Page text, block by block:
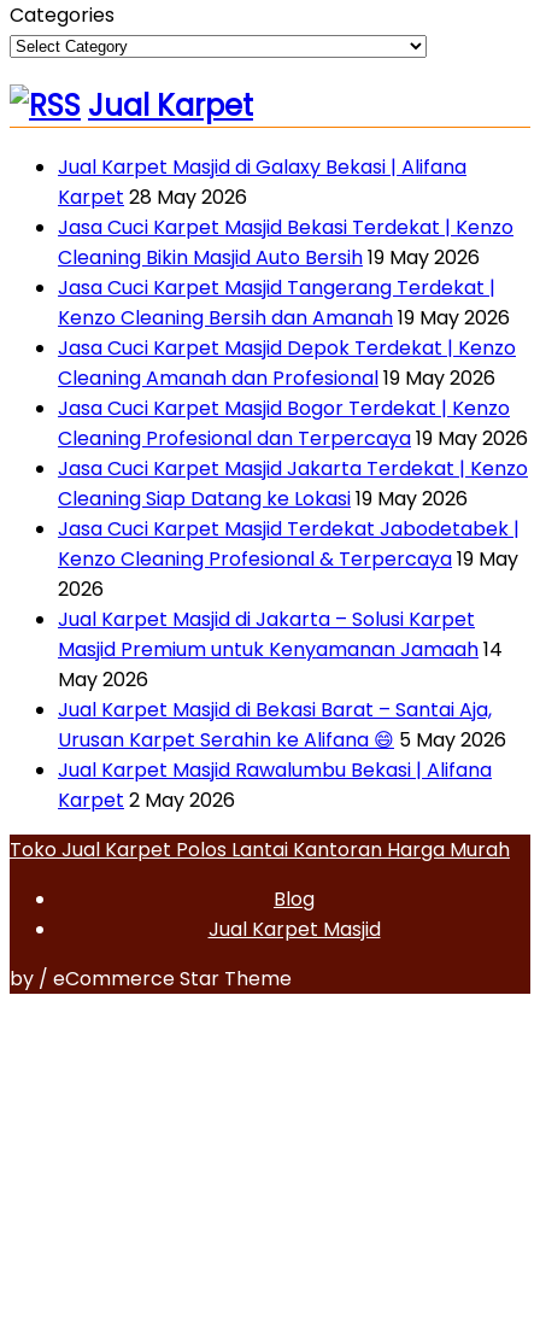
Categories
Jual Karpet
Jual Karpet Masjid di Galaxy Bekasi | Alifana
Karpet 28 May 2026
Jasa Cuci Karpet Masjid Bekasi Terdekat | Kenzo
Cleaning Bikin Masjid Auto Bersih19 May 2026
Jasa Cuci Karpet Masjid Tangerang Terdekat |
Kenzo Cleaning Bersih dan Amanah19 May 2026
Jasa Cuci Karpet Masjid Depok Terdekat | Kenzo
Cleaning Amanah dan Profesional19 May 2026
Jasa Cuci Karpet Masjid Bogor Terdekat | Kenzo
Cleaning Profesional dan Terpercaya19 May 2026
Jasa Cuci Karpet Masjid Jakarta Terdekat | Kenzo
Cleaning Siap Datang ke Lokasi19 May 2026
Jasa Cuci Karpet Masjid Terdekat Jabodetabek |
Kenzo Cleaning Profesional & Terpercaya19 May
2026
Jual Karpet Masjid di Jakarta – Solusi Karpet
Masjid Premium untuk Kenyamanan Jamaah14
May 2026
Jual Karpet Masjid di Bekasi Barat – Santai Aja,
Urusan Karpet Serahin ke Alifana 😄 5 May 2026
Jual Karpet Masjid Rawalumbu Bekasi | Alifana
Karpet 2 May 2026
Toko Jual Karpet Polos Lantai Kantoran Harga Murah
Blog
Jual Karpet Masjid
by / eCommerce Star Theme